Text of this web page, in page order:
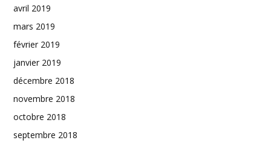
avril 2019
mars 2019
février 2019
janvier 2019
décembre 2018
novembre 2018
octobre 2018
septembre 2018